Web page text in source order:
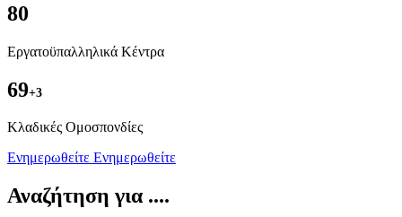
80
Εργατοϋπαλληλικά Κέντρα
69+3
Kλαδικές Ομοσπονδίες
Ενημερωθείτε Ενημερωθείτε
Αναζήτηση για ....